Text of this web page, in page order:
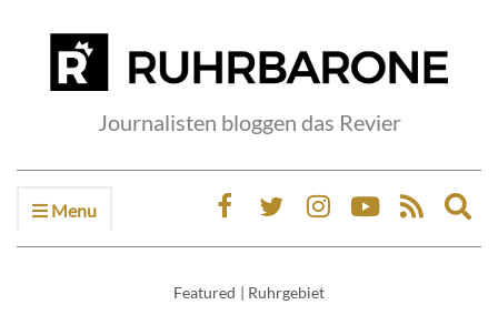
Journalisten bloggen das Revier
Menu
Featured | Ruhrgebiet